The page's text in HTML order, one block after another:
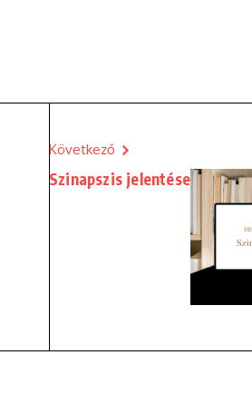
Következő
Szinapszis jelentése